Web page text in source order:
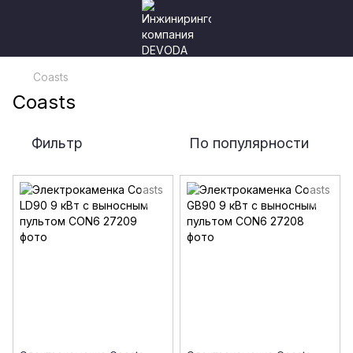
Coasts
Coasts
Фильтр По популярности